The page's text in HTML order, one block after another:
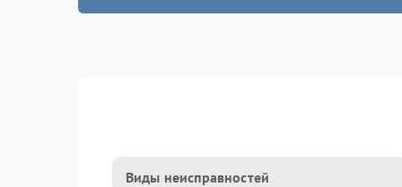
Виды неисправностей